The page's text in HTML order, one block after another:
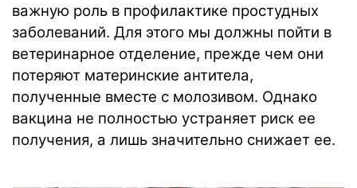
важную роль в профилактике простудных
заболеваний. Для этого мы должны пойти в
ветеринарное отделение, прежде чем они
потеряют материнские антитела,
полученные вместе с молозивом. Однако
вакцина не полностью устраняет риск ее
получения, а лишь значительно снижает ее.